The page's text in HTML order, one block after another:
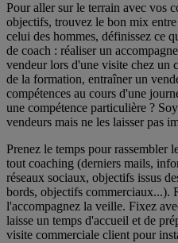
Pour aller sur le terrain avec vos
objectifs, trouvez le bon mix
celui des hommes, définissez ce
de coach : réaliser un
vendeur lors d'une visite chez un
de la formation, entraîner un
compétences au cours d'une
une compétence particulière ?
vendeurs mais ne les laisser pas
Prenez le temps pour rassembler
tout coaching (derniers mails,
réseaux sociaux, objectifs issus
bords, objectifs commerciaux...).
l'accompagnez la veille. Fixez
laisse un temps d'accueil et de
visite commerciale client pour